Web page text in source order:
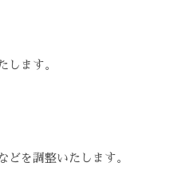
します。
どを調整いたします。